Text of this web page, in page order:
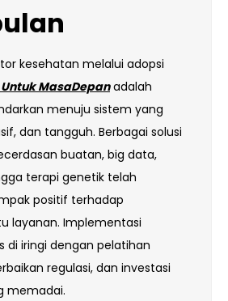
kesehatan melalui adopsi
MasaDepanadalah
menuju sistem yang
dan tangguh. Berbagai solusi
buatan, big data,
terapi genetik telah
positif terhadap
layanan. Implementasi
di iringi dengan pelatihan
regulasi, dan investasi
memadai.